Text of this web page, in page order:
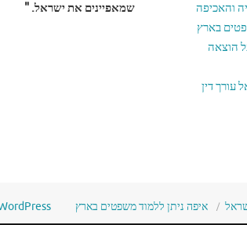
שמאפיינים את ישראל. "
והאכיפה
בארץ
הוצאה
עורך דין
איפה ניתן ללמוד משפטים בארץ